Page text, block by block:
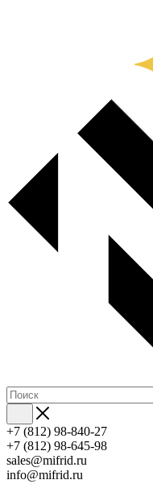
+7 (812) 98-840-27
+7 (812) 98-645-98
sales@mifrid.ru
info@mifrid.ru